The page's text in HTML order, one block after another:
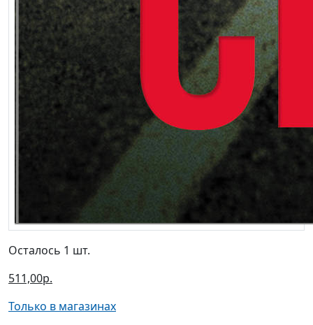
Осталось 1 шт.
511,00р.
Только в магазинах